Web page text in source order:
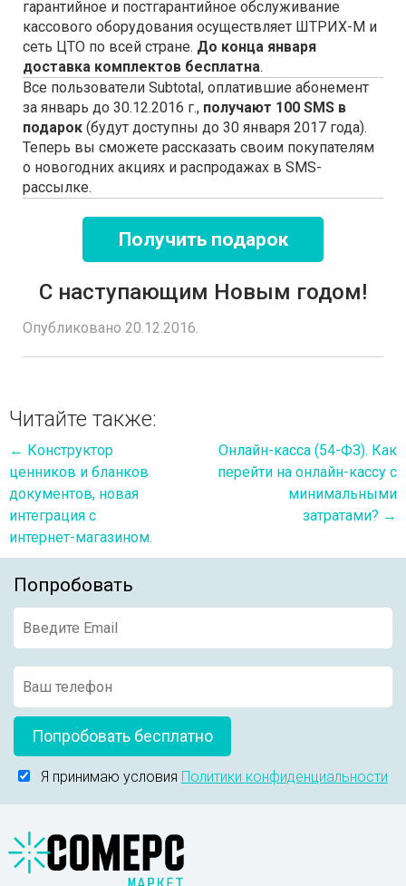
гарантийное и постгарантийное обслуживание
кассового оборудования осуществляет ШТРИХ-М и
сеть ЦТО по всей стране. До конца января
доставка комплектов бесплатна.
Все пользователи Subtotal, оплатившие абонемент
за январь до 30.12.2016 г., получают 100 SMS в
подарок (будут доступны до 30 января 2017 года).
Теперь вы сможете рассказать своим покупателям
о новогодних акциях и распродажах в SMS-
рассылке.
Получить подарок
С наступающим Новым годом!
Опубликовано 20.12.2016.
Читайте также:
← Конструктор
ценников и бланков
документов, новая
интеграция с
интернет-магазином.
Онлайн-касса (54-ФЗ). Как
перейти на онлайн-кассу с
минимальными
затратами? →
Попробовать
Попробовать бесплатно
Я принимаю условия Политики конфиденциальности